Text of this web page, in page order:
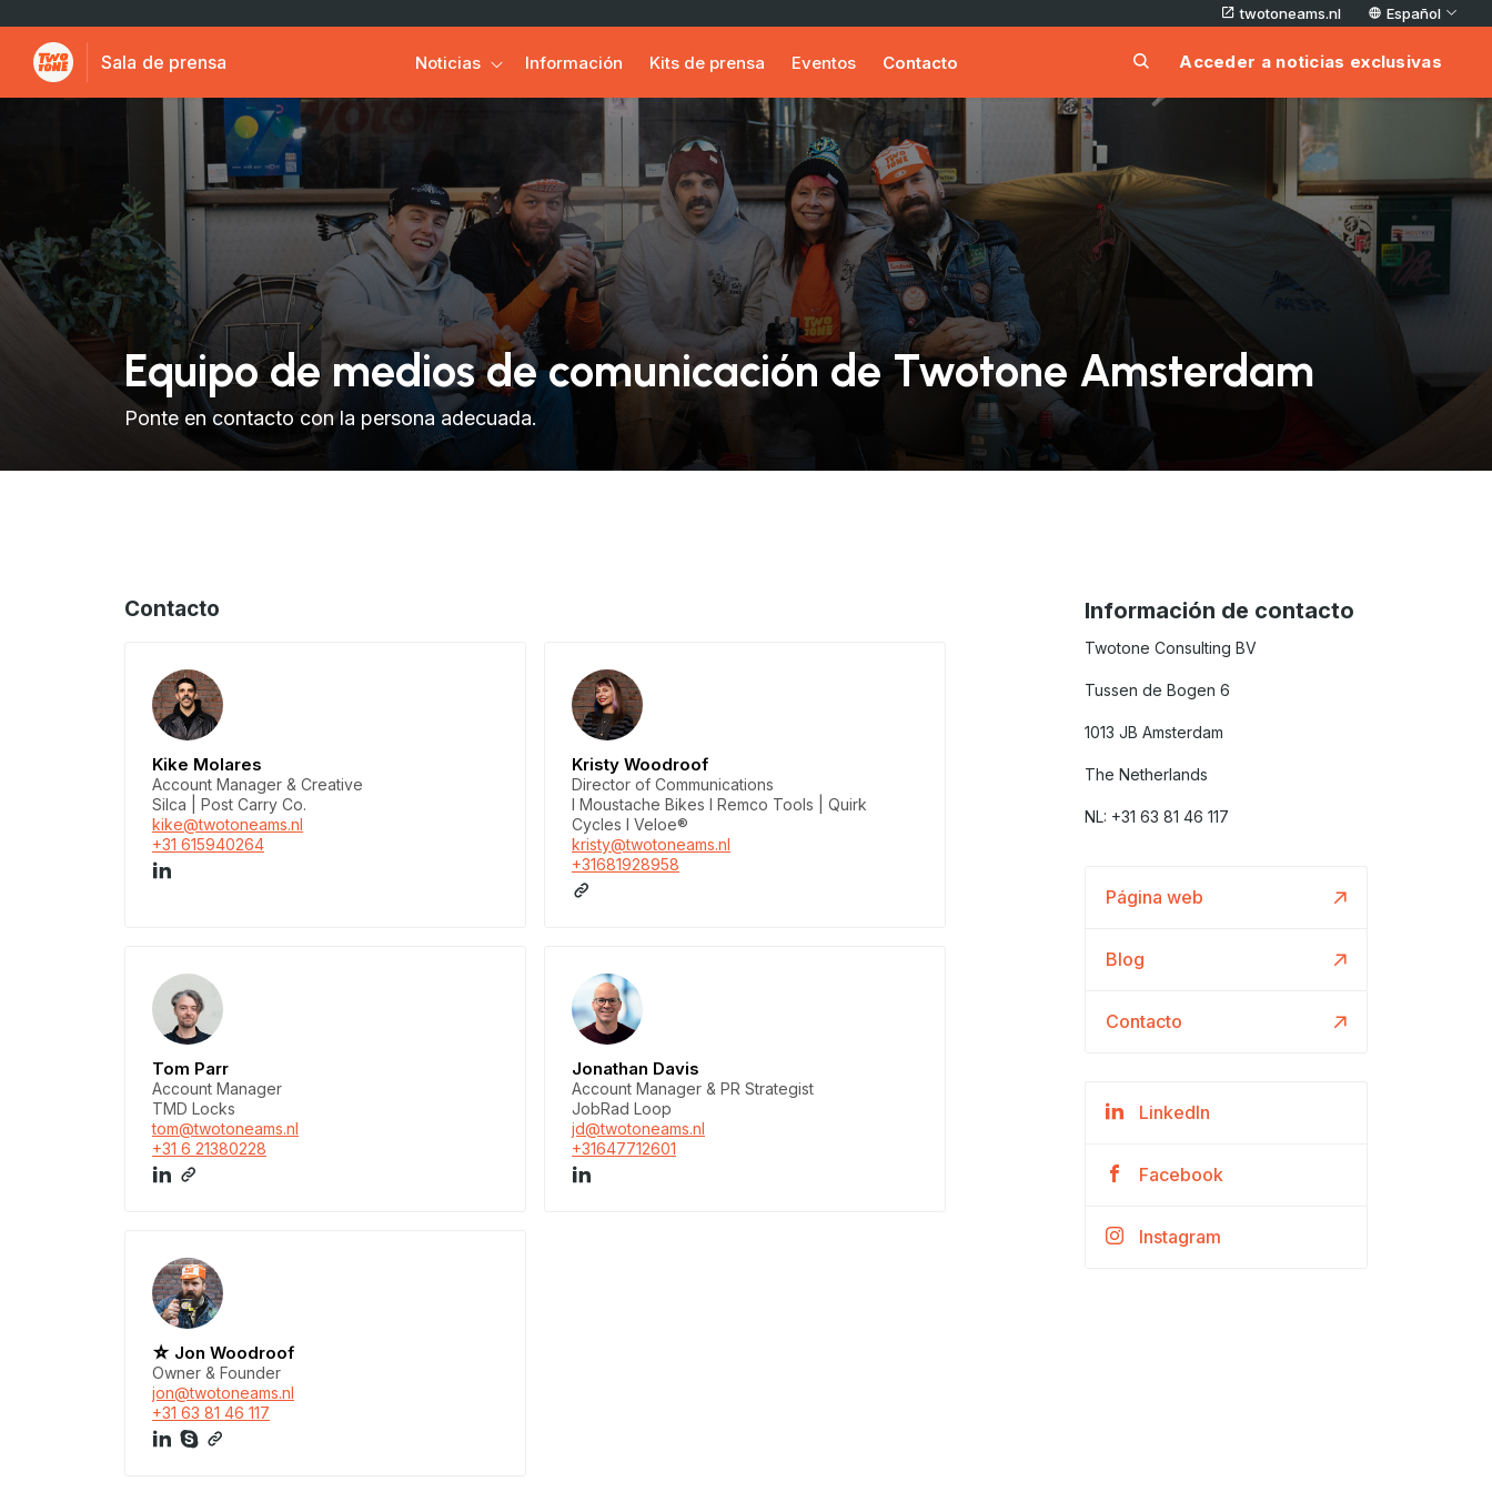
twotoneams.nl Español
Sala de prensa Noticias Información Kits de prensa Eventos Contacto Acceder a noticias exclusivas
Equipo de medios de comunicación de Twotone Amsterdam
Ponte en contacto con la persona adecuada.
Contacto
Kike Molares
Account Manager & Creative
Silca | Post Carry Co.
kike@twotoneams.nl
+31 615940264
Kristy Woodroof
Director of Communications
I Moustache Bikes I Remco Tools | Quirk
Cycles I Veloe®
kristy@twotoneams.nl
+31681928958
Tom Parr
Account Manager
TMD Locks
tom@twotoneams.nl
+31 6 21380228
Jonathan Davis
Account Manager & PR Strategist
JobRad Loop
jd@twotoneams.nl
+31647712601
☆ Jon Woodroof
Owner & Founder
jon@twotoneams.nl
+31 63 81 46 117
Información de contacto
Twotone Consulting BV
Tussen de Bogen 6
1013 JB Amsterdam
The Netherlands
NL: +31 63 81 46 117
Página web
Blog
Contacto
LinkedIn
Facebook
Instagram